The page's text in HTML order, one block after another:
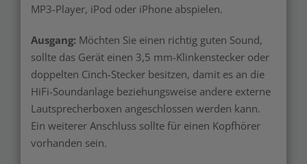
MP3-Player, iPod oder iPhone abspielen.
Ausgang: Möchten Sie einen richtig guten Sound,
sollte das Gerät einen 3,5 mm-Klinkenstecker oder
doppelten Cinch-Stecker besitzen, damit es an die
HiFi-Soundanlage beziehungsweise andere externe
Lautsprecherboxen angeschlossen werden kann.
Ein weiterer Anschluss sollte für einen Kopfhörer
vorhanden sein.